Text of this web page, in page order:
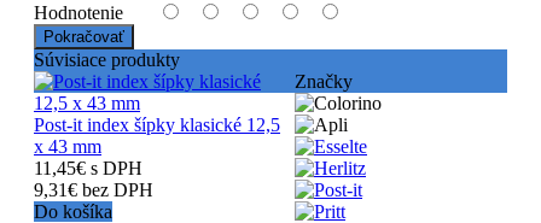
Hodnotenie
Pokračovať
Súvisiace produkty
Post-it index šípky klasické 12,5
x 43 mm
11,45€ s DPH
9,31€ bez DPH
Do košíka
Značky